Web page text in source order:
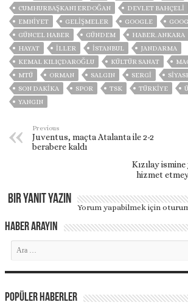
CUMHURBAŞKANI ERDOĞAN
DEVLET BAHÇELİ
EMNİYET
GELIŞMELER GOOGLE
GÜNCEL HABER
GÜNDEM HABER. ANKARA
HAYAT
İLLER ISTANBUL
JANDARMA
KEMAL KILIÇDAROĞLU
KÜLTÜR SANAT
MTÜ
ORMAN SALGIN SERGİ
SON DAKIKA
SPOR TSK TÜRKİYE
YANGIN
Previous
Juventus, maçta Atalanta ile 2-2
berabere kaldı
Kızılay ismine
hizmet
Bir yanıt yazın
Yorum yapabilmek için
Haber Arayın
Popüler Haberler